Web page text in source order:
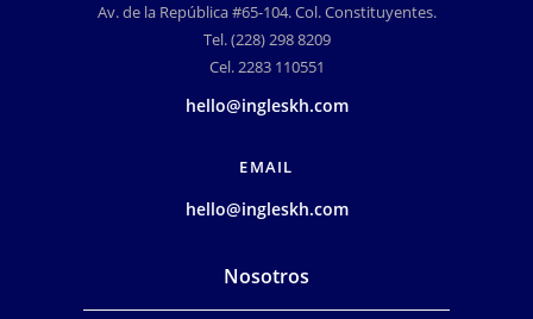
Av. de la República #65-104. Col. Constituyentes.
Tel. (228) 298 8209
Cel. 2283 110551
hello@ingleskh.com
EMAIL
hello@ingleskh.com
Nosotros